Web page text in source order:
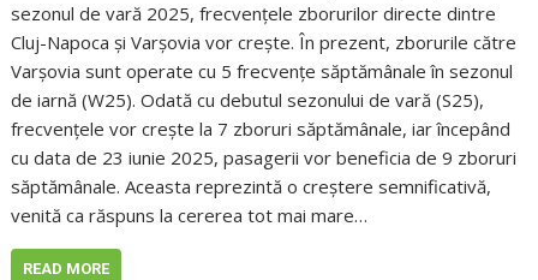
sezonul de vară 2025, frecvențele zborurilor directe dintre
Cluj-Napoca și Varșovia vor crește. În prezent, zborurile către
Varșovia sunt operate cu 5 frecvențe săptămânale în sezonul
de iarnă (W25). Odată cu debutul sezonului de vară (S25),
frecvențele vor crește la 7 zboruri săptămânale, iar începând
cu data de 23 iunie 2025, pasagerii vor beneficia de 9 zboruri
săptămânale. Aceasta reprezintă o creștere semnificativă,
venită ca răspuns la cererea tot mai mare…
READ MORE